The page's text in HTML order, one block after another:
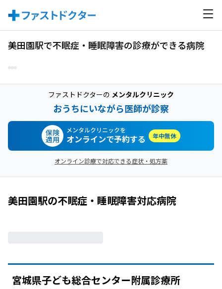
美田園駅で不眠症・睡眠障害の診療ができる病院
ファストドクターの メンタルクリニック
おうちにいながら医師が診察
保険
適用
メンタルクリニックを
オンラインで予約する 年中無休
オンライン診療で対応できる症状・処方薬
美田園駅の不眠症・睡眠障害対応病院
宮城県子ども総合センター附属診療所